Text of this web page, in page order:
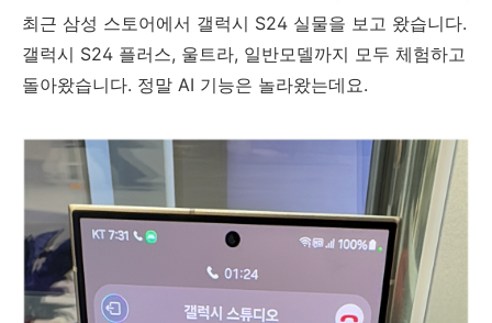
최근 삼성 스토어에서 갤럭시 S24 실물을 보고 왔습니다.
갤럭시 S24 플러스, 울트라, 일반모델까지 모두 체험하고
돌아왔습니다. 정말 AI 기능은 놀라왔는데요.